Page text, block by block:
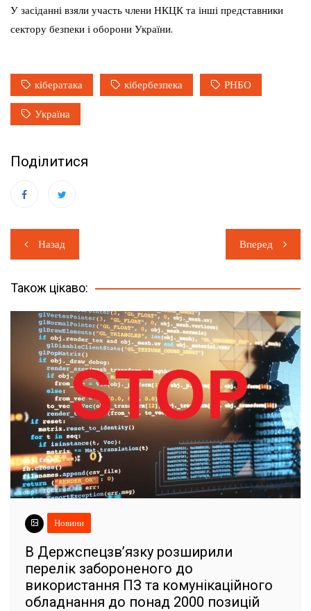
У засіданні взяли участь члени НКЦК та інші представники
сектору безпеки і оборони України.
кібератака кібербезпека РНБО
Україна
Поділитися
Навігація
записів
Назад Вперед
Також цікаво:
Новини
В Держспецзв’язку розширили
перелік забороненого до
використання ПЗ та комунікаційного
обладнання до понад 2000 позицій